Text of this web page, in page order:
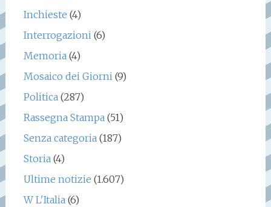
Inchieste (4)
Interrogazioni(6)
Memoria(4)
Mosaico dei Giorni(9)
Politica(287)
Rassegna Stampa(51)
Senza categoria(187)
Storia(4)
Ultime notizie (1.607)
W L'Italia(6)